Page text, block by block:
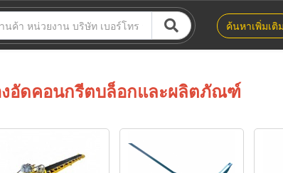
ค้นหาเพิ่มเติม
งอัดคอนกรีตบล็อกและผลิตภัณฑ์